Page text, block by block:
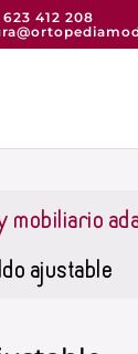
623 412 208
mobiliario
ajustable